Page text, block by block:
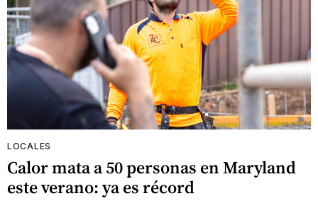
LOCALES
Calor mata a 50 personas en Maryland
este verano: ya es récord